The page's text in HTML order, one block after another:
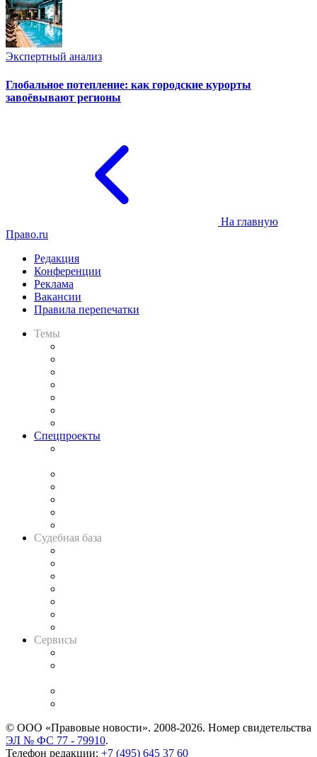
Экспертный анализ
Глобальное потепление: как городские курорты
завоёвывают регионы
На главную
Право.ru
Редакция
Конференции
Реклама
Вакансии
Правила перепечатки
Темы
Спецпроекты
Судебная база
Сервисы
© ООО «Правовые новости». 2008-2026. Номер свидетельства
ЭЛ № ФС 77 - 79910.
Телефон редакции: +7 (495) 645 37 60